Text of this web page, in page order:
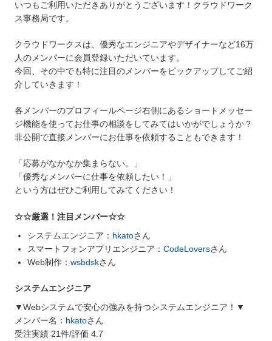
いつもご利用いただきありがとうございます！クラウドワーク
ス事務局です。
クラウドワークスは、優秀なエンジニアやデザイナーなど16万
人のメンバーに会員登録いただいています。
今回、その中でも特に注目のメンバーをピックアップしてご紹
介していきます！
各メンバーのプロフィールページ右側にあるショートメッセー
ジ機能を使ってお仕事の相談をしてみてはいかがでしょうか？
非公開で直接メンバーにお仕事を依頼することもできます！
「応募がなかなか集まらない。」
「優秀なメンバーに仕事を依頼したい！」
という方はぜひご利用してみてください！
☆☆厳選！注目メンバー☆☆
システムエンジニア： hkatoさん
スマートフォンアプリエンジニア： CodeLoversさん
Web制作： wsbdskさん
システムエンジニア
▼Webシステムで安心の強みを持つシステムエンジニア！▼
メンバー名： hkatoさん
受注実績 21件/評価 4.7